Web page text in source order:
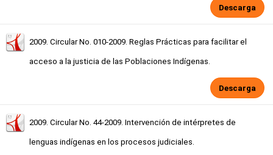
Descarga
2009. Circular No. 010-2009. Reglas Prácticas para facilitar el
acceso a la justicia de las Poblaciones Indígenas.
Descarga
2009. Circular No. 44-2009. Intervención de intérpretes de
lenguas indígenas en los procesos judiciales.